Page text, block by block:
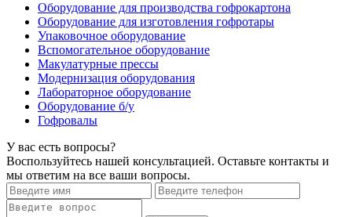
Оборудование для производства гофрокартона
Оборудование для изготовления гофротары
Упаковочное оборудование
Вспомогательное оборудование
Макулатурные прессы
Модернизация оборудования
Лабораторное оборудование
Оборудование б/у
Гофровалы
У вас есть вопросы?
Воспользуйтесь нашей консультацией. Оставьте контакты и
мы ответим на все ваши вопросы.